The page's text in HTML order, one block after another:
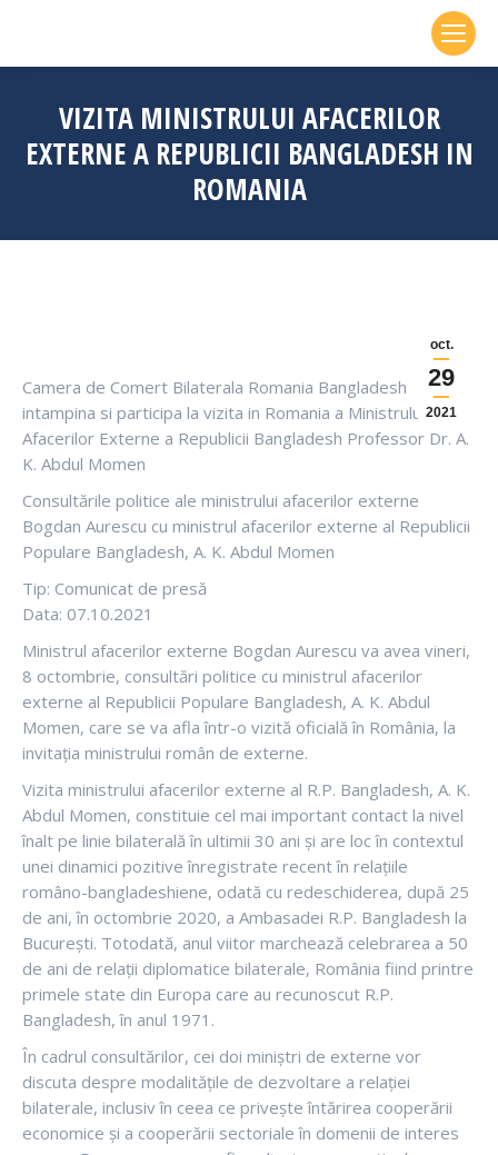
VIZITA MINISTRULUI AFACERILOR
EXTERNE A REPUBLICII BANGLADESH IN
ROMANIA
oct.
29
2021
Camera de Comert Bilaterala Romania Bangladesh
intampina si participa la vizita in Romania a Ministrului
Afacerilor Externe a Republicii Bangladesh Professor Dr. A.
K. Abdul Momen
Consultările politice ale ministrului afacerilor externe
Bogdan Aurescu cu ministrul afacerilor externe al Republicii
Populare Bangladesh, A. K. Abdul Momen
Tip: Comunicat de presă
Data: 07.10.2021
Ministrul afacerilor externe Bogdan Aurescu va avea vineri,
8 octombrie, consultări politice cu ministrul afacerilor
externe al Republicii Populare Bangladesh, A. K. Abdul
Momen, care se va afla într-o vizită oficială în România, la
invitația ministrului român de externe.
Vizita ministrului afacerilor externe al R.P. Bangladesh, A. K.
Abdul Momen, constituie cel mai important contact la nivel
înalt pe linie bilaterală în ultimii 30 ani și are loc în contextul
unei dinamici pozitive înregistrate recent în relațiile
româno-bangladeshiene, odată cu redeschiderea, după 25
de ani, în octombrie 2020, a Ambasadei R.P. Bangladesh la
București. Totodată, anul viitor marchează celebrarea a 50
de ani de relații diplomatice bilaterale, România fiind printre
primele state din Europa care au recunoscut R.P.
Bangladesh, în anul 1971.
În cadrul consultărilor, cei doi miniștri de externe vor
discuta despre modalitățile de dezvoltare a relației
bilaterale, inclusiv în ceea ce privește întărirea cooperării
economice și a cooperării sectoriale în domenii de interes